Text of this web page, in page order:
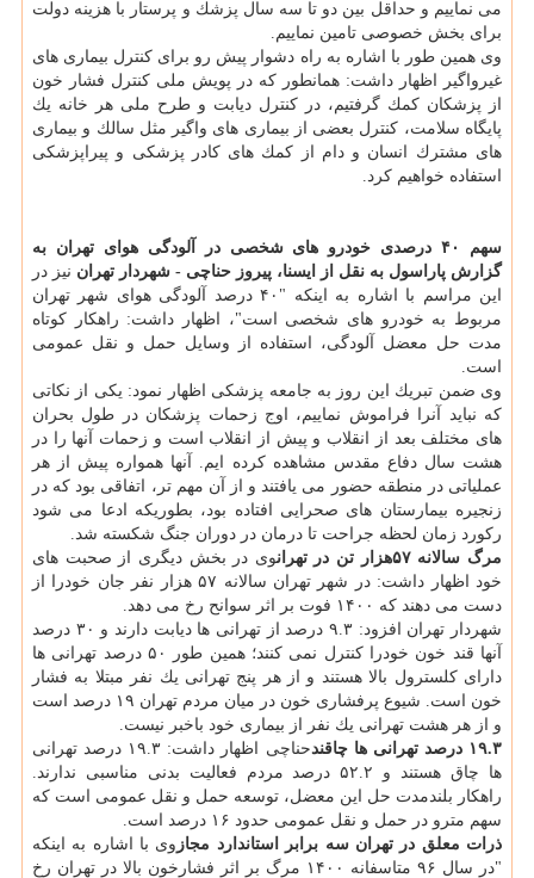
می نماییم و حداقل بین دو تا سه سال پزشك و پرستار با هزینه دولت
برای بخش خصوصی تامین نماییم.
وی همین طور با اشاره به راه دشوار پیش رو برای كنترل بیماری های
غیرواگیر اظهار داشت: همانطور كه در پویش ملی كنترل فشار خون
از پزشكان كمك گرفتیم، در كنترل دیابت و طرح ملی هر خانه یك
پایگاه سلامت، كنترل بعضی از بیماری های واگیر مثل سالك و بیماری
های مشترك انسان و دام از كمك های كادر پزشكی و پیراپزشكی
استفاده خواهیم كرد.
سهم ۴۰ درصدی خودرو های شخصی در آلودگی هوای تهران
به
گزارش پاراسول به نقل از ایسنا، پیروز حناچی - شهردار تهران نیز در
این مراسم با اشاره به اینكه "۴۰ درصد آلودگی هوای شهر تهران
مربوط به خودرو های شخصی است"، اظهار داشت: راهكار كوتاه
مدت حل معضل آلودگی، استفاده از وسایل حمل و نقل عمومی
است.
وی ضمن تبریك این روز به جامعه پزشكی اظهار نمود: یكی از نكاتی
كه نباید آنرا فراموش نماییم، اوج زحمات پزشكان در طول بحران
های مختلف بعد از انقلاب و پیش از انقلاب است و زحمات آنها را در
هشت سال دفاع مقدس مشاهده كرده ایم. آنها همواره پیش از هر
عملیاتی در منطقه حضور می یافتند و از آن مهم تر، اتفاقی بود كه در
زنجیره بیمارستان های صحرایی افتاده بود، بطوریكه ادعا می شود
ركورد زمان لحظه جراحت تا درمان در دوران جنگ شكسته شد.
مرگ سالانه ۵۷هزار تن در تهران
وی در بخش دیگری از صحبت های
خود اظهار داشت: در شهر تهران سالانه ۵۷ هزار نفر جان خودرا از
دست می دهند كه ۱۴۰۰ فوت بر اثر سوانح رخ می دهد.
شهردار تهران افزود: ۹.۳ درصد از تهرانی ها دیابت دارند و ۳۰ درصد
آنها قند خون خودرا كنترل نمی كنند؛ همین طور ۵۰ درصد تهرانی ها
دارای كلسترول بالا هستند و از هر پنج تهرانی یك نفر مبتلا به فشار
خون است. شیوع پرفشاری خون در میان مردم تهران ۱۹ درصد است
و از هر هشت تهرانی یك نفر از بیماری خود باخبر نیست.
۱۹.۳ درصد تهرانی ها چاقند
حناچی اظهار داشت: ۱۹.۳ درصد تهرانی
ها چاق هستند و ۵۲.۲ درصد مردم فعالیت بدنی مناسبی ندارند.
راهكار بلندمدت حل این معضل، توسعه حمل و نقل عمومی است كه
سهم مترو در حمل و نقل عمومی حدود ۱۶ درصد است.
ذرات معلق در تهران سه برابر استاندارد مجاز وی با اشاره به اینكه
"در سال ۹۶ متاسفانه ۱۴۰۰ مرگ بر اثر فشارخون بالا در تهران رخ